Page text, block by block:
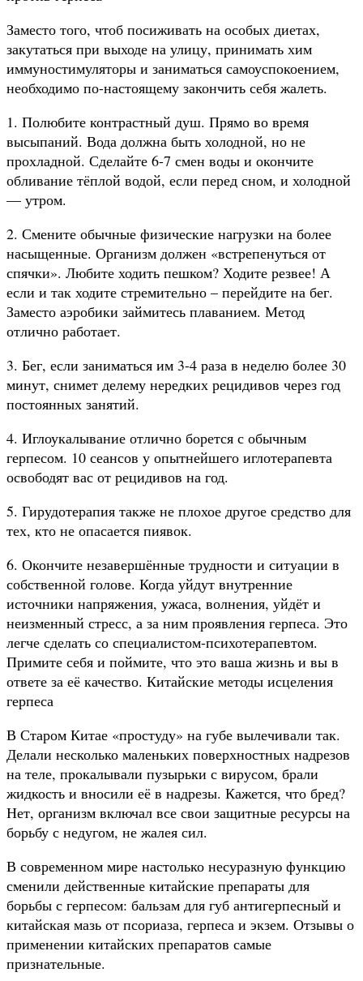
Заместо того, чтоб посиживать на особых диетах,
закутаться при выходе на улицу, принимать хим
иммуностимуляторы и заниматься самоуспокоением,
необходимо по-настоящему закончить себя жалеть.
1. Полюбите контрастный душ. Прямо во время
высыпаний. Вода должна быть холодной, но не
прохладной. Сделайте 6-7 смен воды и окончите
обливание тёплой водой, если перед сном, и холодной
— утром.
2. Смените обычные физические нагрузки на более
насыщенные. Организм должен «встрепенуться от
спячки». Любите ходить пешком? Ходите резвее! А
если и так ходите стремительно – перейдите на бег.
Заместо аэробики займитесь плаванием. Метод
отлично работает.
3. Бег, если заниматься им 3-4 раза в неделю более 30
минут, снимет делему нередких рецидивов через год
постоянных занятий.
4. Иглоукалывание отлично борется с обычным
герпесом. 10 сеансов у опытнейшего иглотерапевта
освободят вас от рецидивов на год.
5. Гирудотерапия также не плохое другое средство для
тех, кто не опасается пиявок.
6. Окончите незавершённые трудности и ситуации в
собственной голове. Когда уйдут внутренние
источники напряжения, ужаса, волнения, уйдёт и
неизменный стресс, а за ним проявления герпеса. Это
легче сделать со специалистом-психотерапевтом.
Примите себя и поймите, что это ваша жизнь и вы в
ответе за её качество. Китайские методы исцеления
герпеса
В Старом Китае «простуду» на губе вылечивали так.
Делали несколько маленьких поверхностных надрезов
на теле, прокалывали пузырьки с вирусом, брали
жидкость и вносили её в надрезы. Кажется, что бред?
Нет, организм включал все свои защитные ресурсы на
борьбу с недугом, не жалея сил.
В современном мире настолько несуразную функцию
сменили действенные китайские препараты для
борьбы с герпесом: бальзам для губ антигерпесный и
китайская мазь от псориаза, герпеса и экзем. Отзывы о
применении китайских препаратов самые
признательные.